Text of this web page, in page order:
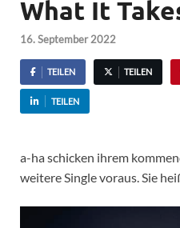
What It
16. September 2022
TEILEN TEILEN
TEILEN
a-ha schicken ihrem
weitere Single voraus. Sie